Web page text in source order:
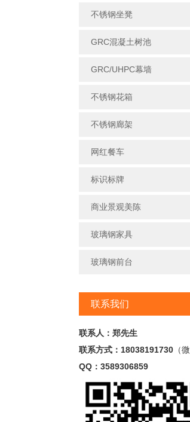
不锈钢坐凳
GRC混凝土树池
GRC/UHPC幕墙
不锈钢花箱
不锈钢廊架
网红餐车
标识标牌
商业景观美陈
玻璃钢家具
玻璃钢前台
联系我们
联系人：郑先生
联系方式：18038191730 （
QQ：3589306859